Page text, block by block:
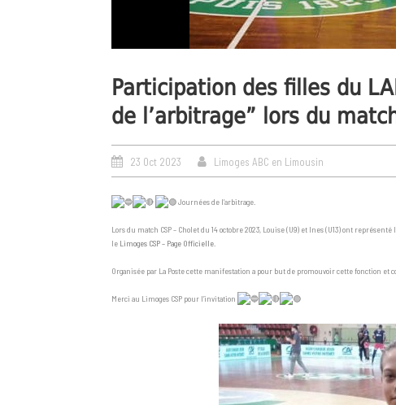
Participation des filles du
de l’arbitrage” lors du
23 Oct 2023 Limoges ABC en Limousin
Journées de l’arbitrage.
Lors du match CSP – Cholet du 14 octobre 2023, Louise (U9) et Ines (U13) ont représenté
le Limoges CSP – Page Officielle
Organisée par La Poste cette manifestation a pour but de promouvoir cette fonction et
Merci au Limoges CSP pour l’invitation